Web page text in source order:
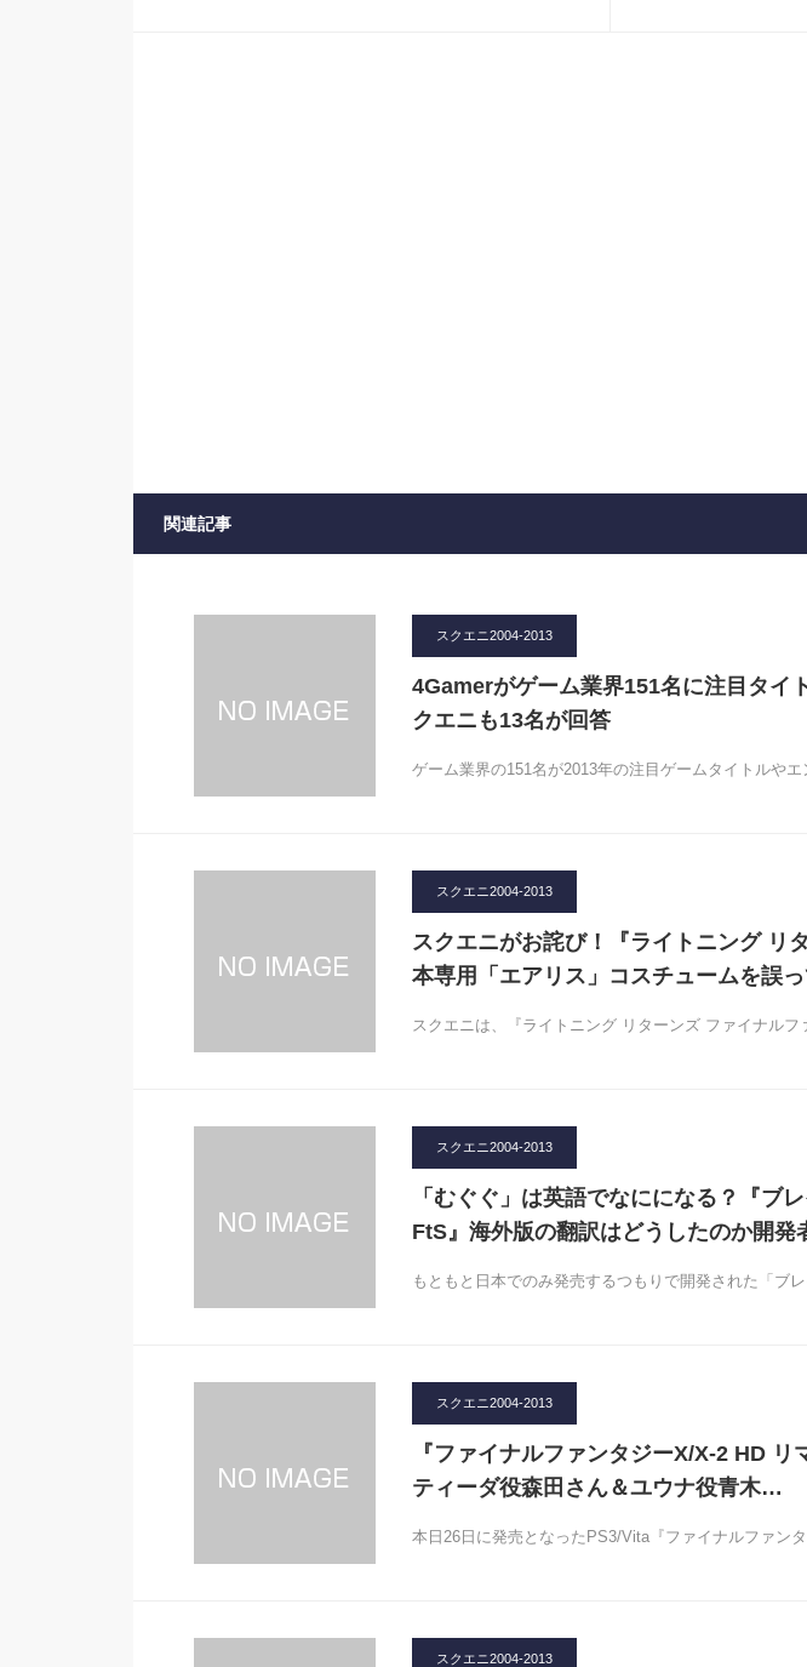
関連記事
スクエニ2004-2013
4Gamerがゲーム業界151名に注目タイ
クエニも13名が回答
ゲーム業界の151名が2013年の注目ゲームタイトルや
スクエニ2004-2013
スクエニがお詫び！『ライトニング リ
本専用「エアリス」コスチュームを誤
スクエニは、『ライトニング リターンズ ファイナル
スクエニ2004-2013
「むぐぐ」は英語でなにになる？『ブ
FtS』海外版の翻訳はどうしたのか開
もともと日本でのみ発売するつもりで開発された「ブ
スクエニ2004-2013
『ファイナルファンタジーX/X-2 HD
ティーダ役森田さん＆ユウナ役青木…
本日26日に発売となったPS3/Vita『ファイナルファン
スクエニ2004-2013